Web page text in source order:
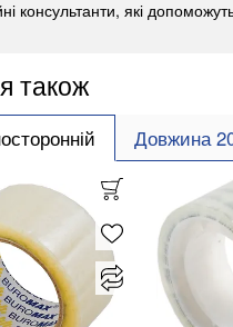
консультанти, які
також
Довжина